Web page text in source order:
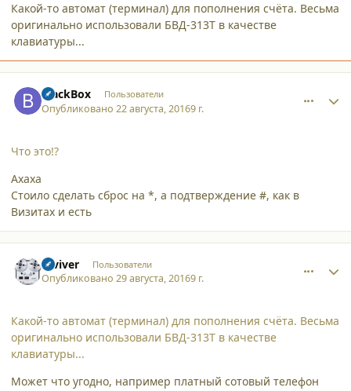
Какой-то автомат (терминал) для пополнения счёта. Весьма
оригинально использовали БВД-313T в качестве
клавиатуры...
BlackBox Пользователи
Опубликовано22 августа, 20169 г.
Что это!?
Ахаха
Стоило сделать сброс на *, а подтверждение #, как в
Визитах и есть
reviver Пользователи
Опубликовано29 августа, 20169 г.
Какой-то автомат (терминал) для пополнения счёта. Весьма
оригинально использовали БВД-313T в качестве
клавиатуры...
Может что угодно, например платный сотовый телефон